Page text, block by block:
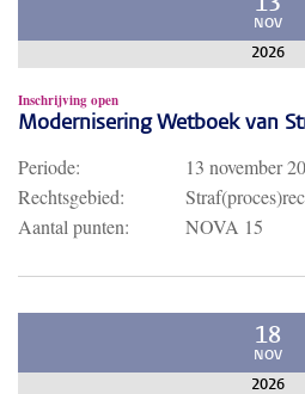
13
NOV
2026
Inschrijving open
Modernisering Wetboek van
Periode: 13 november
Rechtsgebied:
Aantal punten:
NOVA 15
18
NOV
2026